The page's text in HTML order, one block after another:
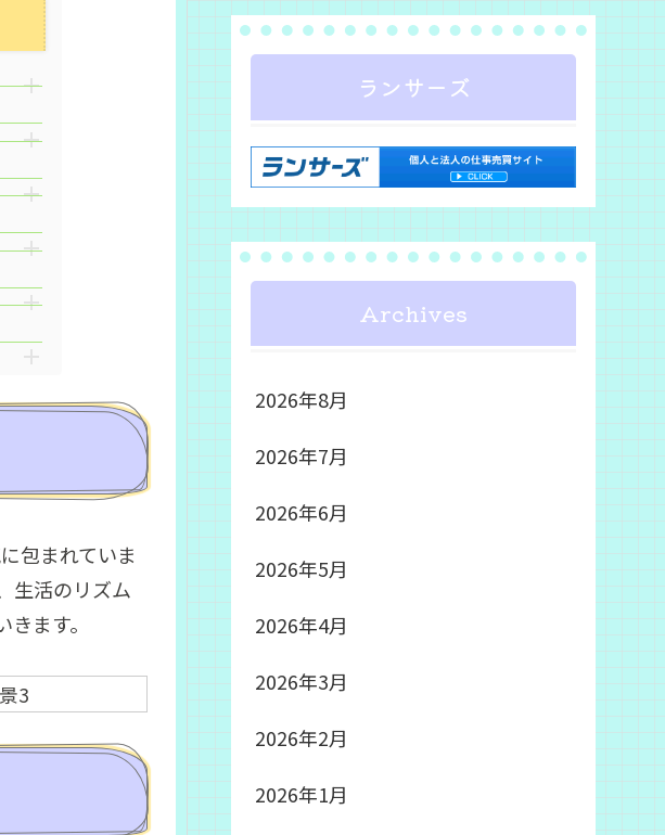
包まれていま
生活のリズム
ます。
ランサーズ
Archives
2026年8月
2026年7月
2026年6月
2026年5月
2026年4月
2026年3月
2026年2月
2026年1月